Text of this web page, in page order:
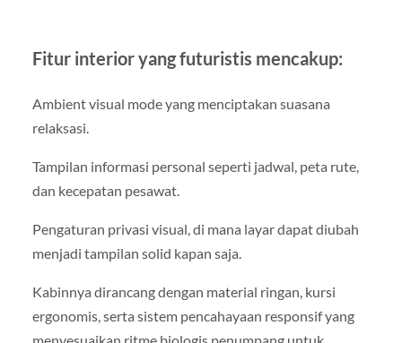
Fitur interior yang futuristis mencakup:
Ambient visual mode yang menciptakan suasana
relaksasi.
Tampilan informasi personal seperti jadwal, peta rute,
dan kecepatan pesawat.
Pengaturan privasi visual, di mana layar dapat diubah
menjadi tampilan solid kapan saja.
Kabinnya dirancang dengan material ringan, kursi
ergonomis, serta sistem pencahayaan responsif yang